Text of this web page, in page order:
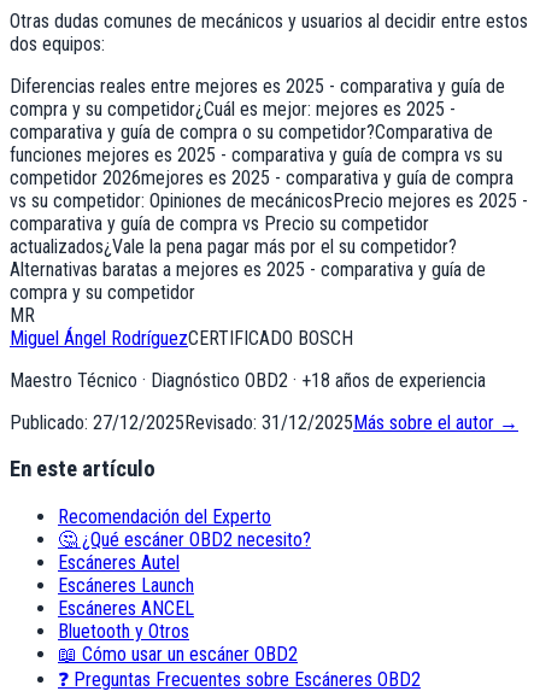
Otras dudas comunes de mecánicos y usuarios al decidir entre estos
dos equipos:
Diferencias reales entre mejores es 2025 - comparativa y guía de
compra y su competidor¿Cuál es mejor: mejores es 2025 -
comparativa y guía de compra o su competidor?Comparativa de
funciones mejores es 2025 - comparativa y guía de compra vs su
competidor 2026mejores es 2025 - comparativa y guía de compra
vs su competidor: Opiniones de mecánicosPrecio mejores es 2025 -
comparativa y guía de compra vs Precio su competidor
actualizados¿Vale la pena pagar más por el su competidor?
Alternativas baratas a mejores es 2025 - comparativa y guía de
compra y su competidor
MR
Miguel Ángel RodríguezCERTIFICADO BOSCH
Maestro Técnico · Diagnóstico OBD2 · +18 años de experiencia
Publicado: 27/12/2025Revisado: 31/12/2025Más sobre el autor →
En este artículo
Recomendación del Experto
🤔 ¿Qué escáner OBD2 necesito?
Escáneres Autel
Escáneres Launch
Escáneres ANCEL
Bluetooth y Otros
📖 Cómo usar un escáner OBD2
❓ Preguntas Frecuentes sobre Escáneres OBD2